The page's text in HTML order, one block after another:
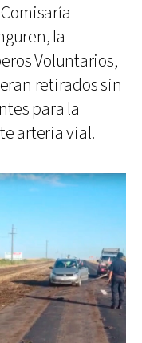
la
Voluntarios,
retirados sin
para la
arteria vial.